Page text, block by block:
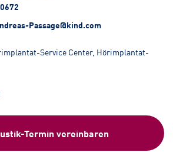
Passage@kind.com
Service Center, Hörimplantat-
Termin vereinbaren